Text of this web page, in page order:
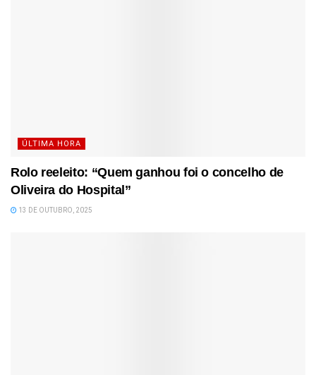
ÚLTIMA HORA
Rolo reeleito: “Quem ganhou foi o concelho de
Oliveira do Hospital”
13 DE OUTUBRO, 2025